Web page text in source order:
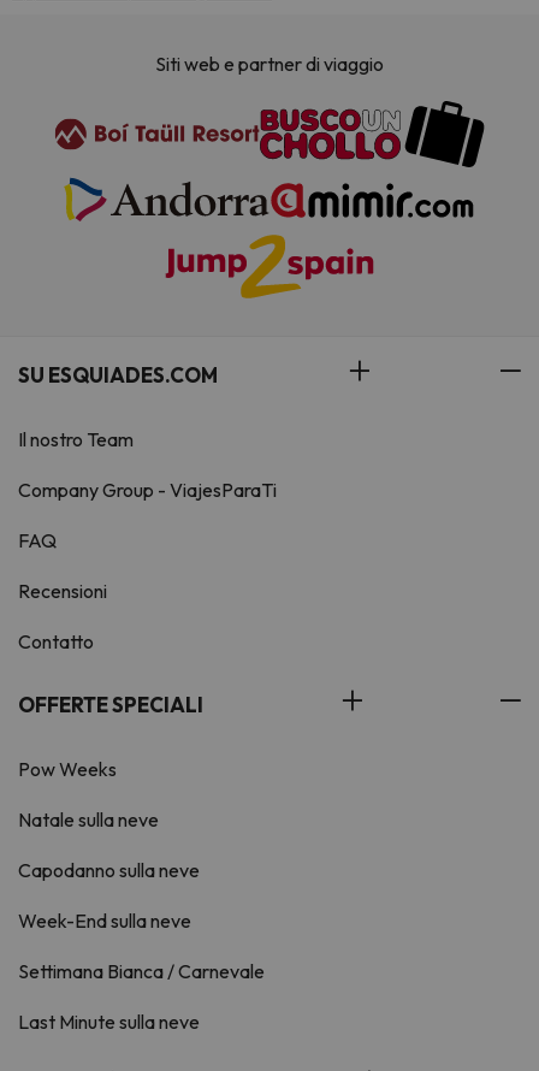
Siti web e partner di viaggio
SU ESQUIADES.COM
Il nostro Team
Company Group - ViajesParaTi
FAQ
Recensioni
Contatto
OFFERTE SPECIALI
Pow Weeks
Natale sulla neve
Capodanno sulla neve
Week-End sulla neve
Settimana Bianca / Carnevale
Last Minute sulla neve